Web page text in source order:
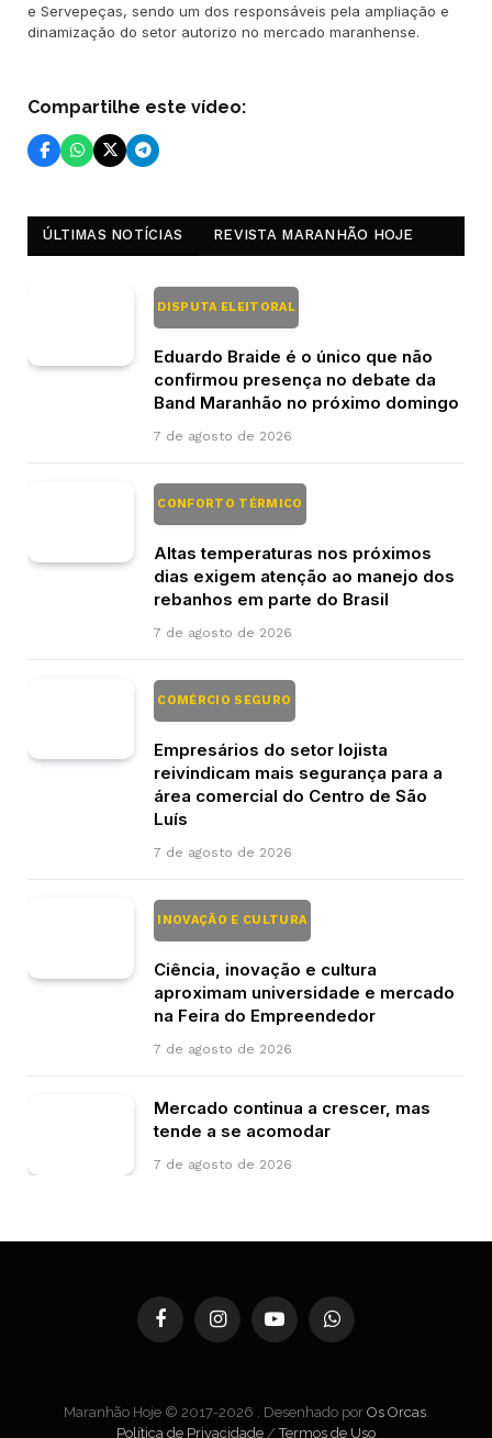
e Servepeças, sendo um dos responsáveis pela ampliação e
dinamização do setor autorizo no mercado maranhense.
Compartilhe este vídeo:
ÚLTIMAS NOTÍCIAS REVISTA MARANHÃO HOJE
DISPUTA ELEITORAL
Eduardo Braide é o único que não
confirmou presença no debate da
Band Maranhão no próximo domingo
7 de agosto de 2026
CONFORTO TÉRMICO
Altas temperaturas nos próximos
dias exigem atenção ao manejo dos
rebanhos em parte do Brasil
7 de agosto de 2026
COMÉRCIO SEGURO
Empresários do setor lojista
reivindicam mais segurança para a
área comercial do Centro de São
Luís
7 de agosto de 2026
INOVAÇÃO E CULTURA
Ciência, inovação e cultura
aproximam universidade e mercado
na Feira do Empreendedor
7 de agosto de 2026
Mercado continua a crescer, mas
tende a se acomodar
7 de agosto de 2026
FacebookInstagramYouTubeWhatsApp
Maranhão Hoje © 2017-2026 . Desenhado por Os Orcas.
Política de Privacidade /Termos de Uso